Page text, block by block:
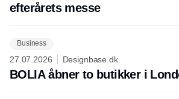
efterårets messe
Business
27.07.2026 Designbase.dk
BOLIA åbner to butikker i